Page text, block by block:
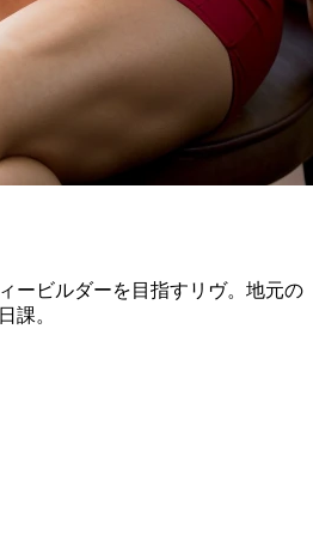
ービルダーを目指すリヴ。地元の
課。